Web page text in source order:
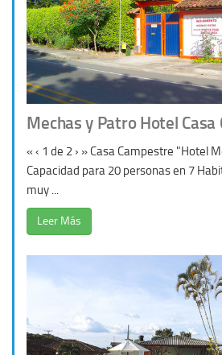
Mechas y Patro Hotel Casa
« ‹ 1 de 2 › » Casa Campestre "Hotel
Capacidad para 20 personas en 7
muy ...
Leer Más